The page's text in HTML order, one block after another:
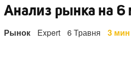
Анализ рынка на 6
Рынок Expert 6 Травня 3 мин